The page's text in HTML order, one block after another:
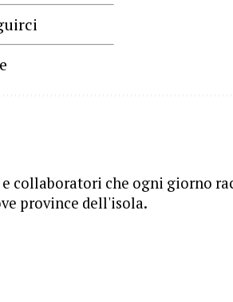
collaboratori che ogni giorno
province dell'isola.